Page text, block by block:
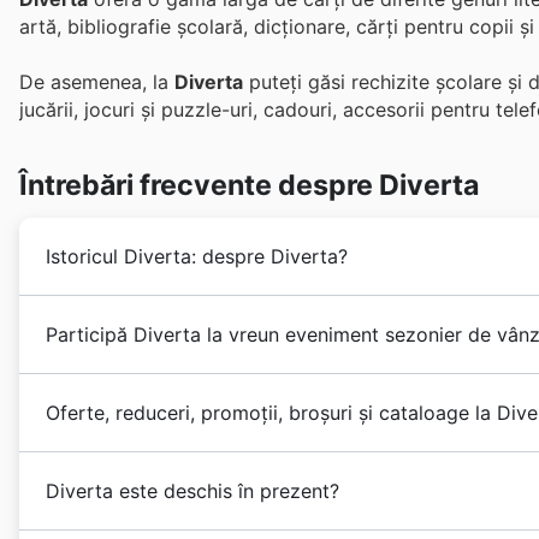
artă, bibliografie școlară, dicționare, cărți pentru copii și
De asemenea, la Diverta puteți găsi rechizite școlare și
jucării, jocuri și puzzle-uri, cadouri, accesorii pentru
Întrebări frecvente despre Diverta
Istoricul Diverta: despre Diverta?
papetăriei și jucăriilor.Divertaeste o filială a RTC
cele mai mari grupuri din România.
Cu o rețea de peste 15 magazine în toată țara și un
divertisment pentru întreaga familie: peste 30.000
Participă Diverta la vreun eveniment sezonier de
săptămânaleși oferte speciale până la evenimente
găsi întotdeauna oportunități excelente de
precum Sărbătorile de Paște,Începutul verii
Vizitând site-ul nostru înainte de a merge la
Oferte, reduceri, promoții, broșuri și cataloage la
și jucării. Sediul central al companiei se află în
Diverta este deschis în prezent?